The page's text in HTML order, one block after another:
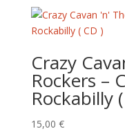
Crazy
Rockers –
Rockabilly
15,00 €